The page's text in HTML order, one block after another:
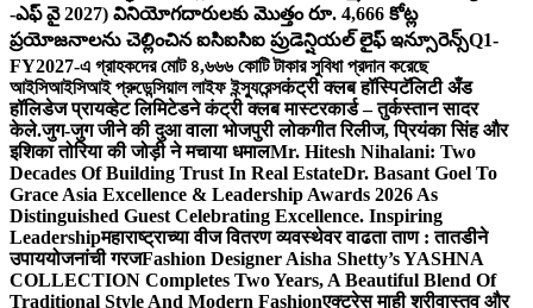
-ఎఫ్ వై 2027) వినియోగదారులకు మొత్తం రూ. 4,666 కోట్ల
ప్రయోజనాలను చెల్లించిన ఐసిఐసిఐ ప్రుడెన్షియల్ లైఫ్ ఇన్సూరెన్స్Q1-
FY2027-এ গ্রাহকদের মোট ৪,৬৬৬ কোটি টাকার সুবিধা প্রদান করেছে
আইসিআইসিআই প্রুডেন্সিয়াল লাইফ ইন্স্যুরেন্সकंट्री क्लब हॉस्पिटॅलिटी अँड
हॉलिडेज प्रायव्हेट लिमिटेडने कंट्री क्लब मास्टरकार्ड – तुर्कस्तान सादर
केले.जुग-जुग जीने की दुआ वाला भोजपुरी लोकगीत रिलीज, प्रियंका सिंह और
इशिका तोरिया की जोड़ी ने मचाया धमालMr. Hitesh Nihalani: Two
Decades Of Building Trust In Real EstateDr. Basant Goel To
Grace Asia Excellence & Leadership Awards 2026 As
Distinguished Guest Celebrating Excellence. Inspiring
Leadershipमहाराष्ट्राच्या वीज वितरण व्यवस्थेवर वाढता ताण : तातडीने
उपाययोजनांची गरजFashion Designer Aisha Shetty’s YASHNA
COLLECTION Completes Two Years, A Beautiful Blend Of
Traditional Style And Modern Fashionएक्ट्रेस माही श्रीवास्तव और